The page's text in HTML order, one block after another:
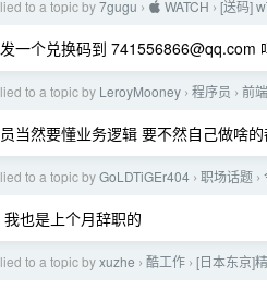
to a topic by7gugu ›  WATCH › [送码]
一个兑换码到 741556866@qq.com
to a topic by LeroyMooney › 程序员 › 前
当然要懂业务逻辑 要不然自己做啥
to a topic byGoLDTiGEr404 › 职场话题 ›
我也是上个月辞职的
to a topic byxuzhe › 酷工作 › [日本东京]